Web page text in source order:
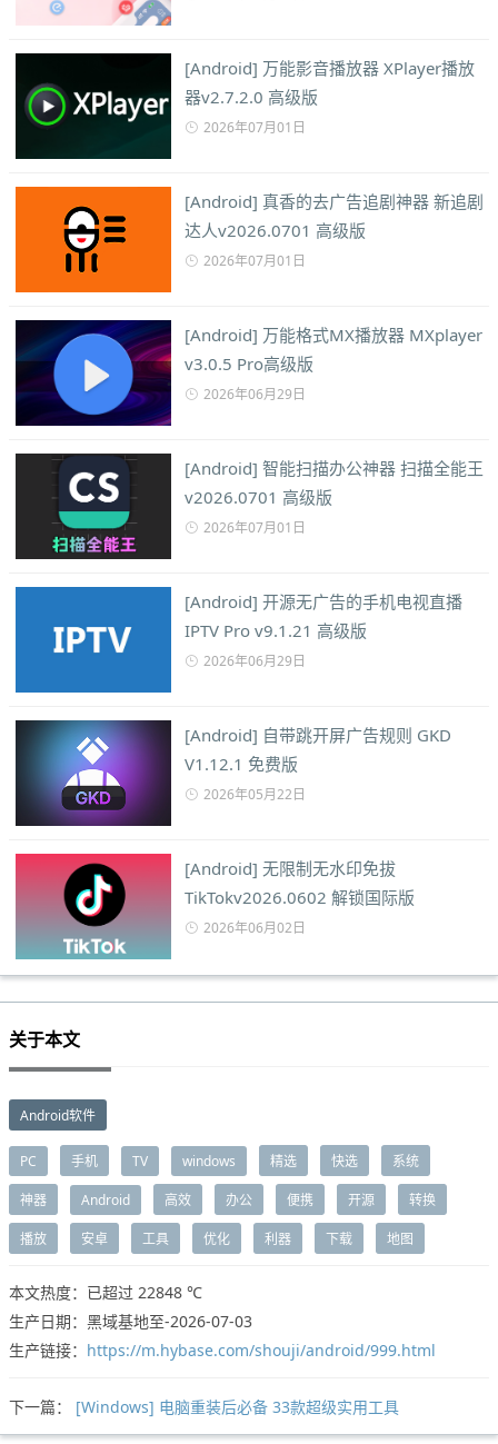
[Android] 万能影音播放器 XPlayer播放
器v2.7.2.0 高级版
2026年07月01日
[Android] 真香的去广告追剧神器 新追剧
达人v2026.0701 高级版
2026年07月01日
[Android] 万能格式MX播放器 MXplayer
v3.0.5 Pro高级版
2026年06月29日
[Android] 智能扫描办公神器 扫描全能王
v2026.0701 高级版
2026年07月01日
[Android] 开源无广告的手机电视直播
IPTV Pro v9.1.21 高级版
2026年06月29日
[Android] 自带跳开屏广告规则 GKD
V1.12.1 免费版
2026年05月22日
[Android] 无限制无水印免拔
TikTokv2026.0602 解锁国际版
2026年06月02日
关于本文
Android软件
PC 手机 TV windows 精选 快选 系统
神器 Android 高效 办公 便携 开源 转换
播放 安卓 工具 优化 利器 下载 地图
本文热度：已超过 22848 ℃
生产日期：黑域基地至-2026-07-03
生产链接： https://m.hybase.com/shouji/android/999.html
下一篇： [Windows] 电脑重装后必备 33款超级实用工具